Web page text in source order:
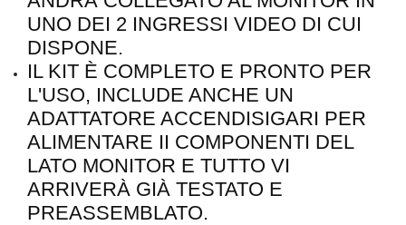
UNO DEI 2 INGRESSI VIDEO DI CUI
DISPONE.
IL KIT È COMPLETO E PRONTO PER
L'USO, INCLUDE ANCHE UN
ADATTATORE ACCENDISIGARI PER
ALIMENTARE II COMPONENTI DEL
LATO MONITOR E TUTTO VI
ARRIVERÀ GIÀ TESTATO E
PREASSEMBLATO.